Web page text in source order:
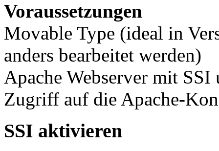
Voraussetzungen
Movable Type (ideal in
anders bearbeitet werden)
Apache Webserver mit
Zugriff auf die Apache-
SSI aktivieren